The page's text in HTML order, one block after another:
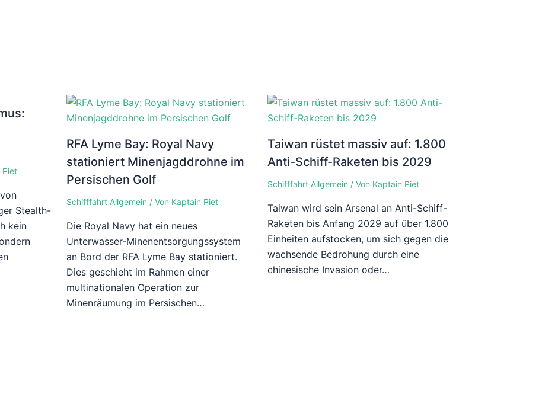
Piet
Stealth-
kein
RFA Lyme Bay: Royal Navy
stationiert Minenjagddrohne im
Persischen Golf
Schifffahrt Allgemein / Von Kaptain Piet
Die Royal Navy hat ein neues
Unterwasser-Minenentsorgungssystem
an Bord der RFA Lyme Bay stationiert.
Dies geschieht im Rahmen einer
multinationalen Operation zur
Minenräumung im Persischen…
Taiwan rüstet massiv auf: 1.800
Anti-Schiff-Raketen bis 2029
Schifffahrt Allgemein / Von Kaptain Piet
Taiwan wird sein Arsenal an Anti-Schiff-
Raketen bis Anfang 2029 auf über 1.800
Einheiten aufstocken, um sich gegen die
wachsende Bedrohung durch eine
chinesische Invasion oder…